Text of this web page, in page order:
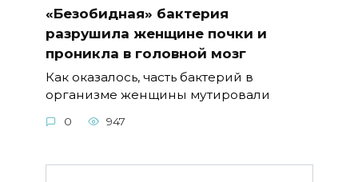
«Безобидная» бактерия
разрушила женщине почки и
проникла в головной мозг
Как оказалось, часть бактерий в
организме женщины мутировали
0 947